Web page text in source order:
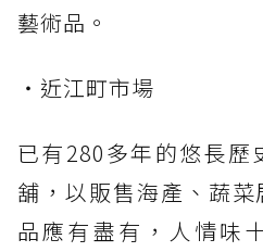
藝術品。
・近江町市場
已有280多年的悠長歷
舖，以販售海產、蔬
品應有盡有，人情味